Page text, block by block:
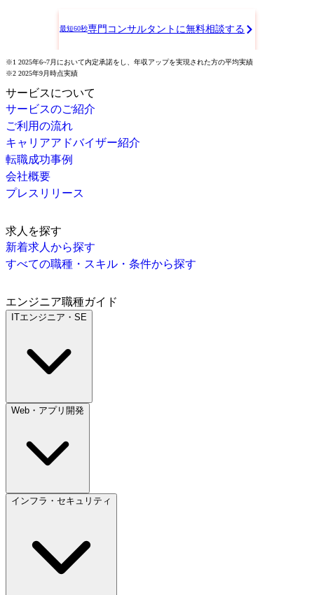
最短60秒専門コンサルタントに無料相談する
※1 2025年6~7月において内定承諾をし、年収アップを実現された方の平均実績
※2 2025年9月時点実績
サービスについて
サービスのご紹介
ご利用の流れ
キャリアアドバイザー紹介
転職成功事例
会社概要
プレスリリース
求人を探す
新着求人から探す
すべての職種・スキル・条件から探す
エンジニア職種ガイド
ITエンジニア・SE
Web・アプリ開発
インフラ・セキュリティ